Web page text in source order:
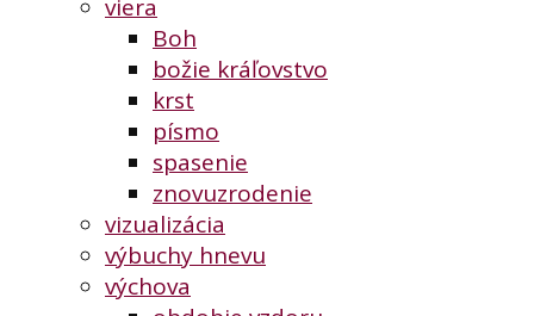
viera
Boh
božie kráľovstvo
krst
písmo
spasenie
znovuzrodenie
vizualizácia
výbuchy hnevu
výchova